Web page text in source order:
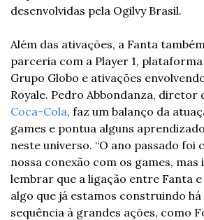
desenvolvidas pela Ogilvy Brasil.
Além das ativações, a Fanta
parceria com a Player 1,
Grupo Globo e ativações
Coca-Cola, faz um balanço da
games e pontua alguns
neste universo. “O ano passado foi
nossa conexão com os games,
lembrar que a ligação entre Fanta
algo que já estamos construindo
sequência à grandes ações, como